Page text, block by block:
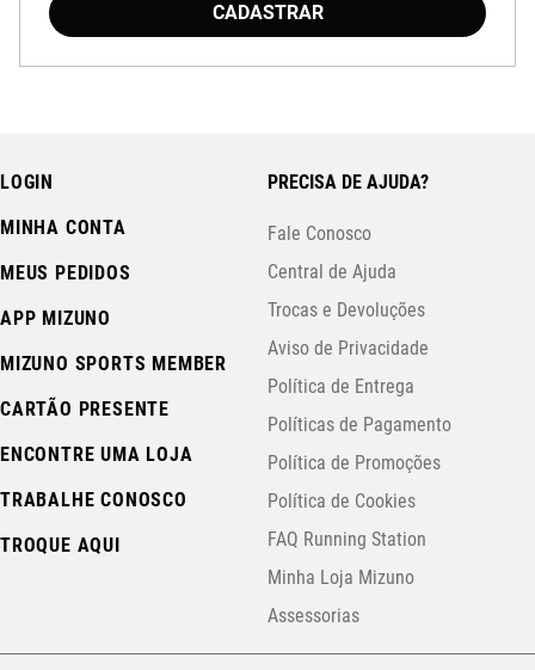
CADASTRAR
LOGIN
MINHA CONTA
MEUS PEDIDOS
APP MIZUNO
MIZUNO SPORTS MEMBER
CARTÃO PRESENTE
ENCONTRE UMA LOJA
TRABALHE CONOSCO
TROQUE AQUI
PRECISA DE AJUDA?
Fale Conosco
Central de Ajuda
Trocas e Devoluções
Aviso de Privacidade
Política de Entrega
Políticas de Pagamento
Política de Promoções
Política de Cookies
FAQ Running Station
Minha Loja Mizuno
Assessorias